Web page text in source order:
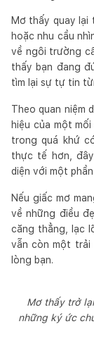
Mơ thấy quay
hoặc nhu cầu
về ngôi trường
thấy bạn đang
tìm lại sự tự tin
Theo quan niệm
hiệu của một
trong quá khứ
thực tế hơn,
diện với một
Nếu giấc mơ
về những điều
căng thẳng, lạc
vẫn còn một trải
lòng bạn.
Mơ thấy trở
những ký ức